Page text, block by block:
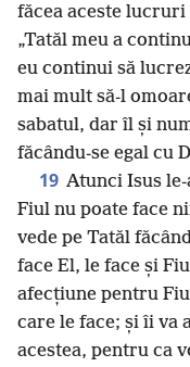
făcea aceste lucruri
„Tatăl meu a
eu continui să
mai mult să-l
sabatul, dar îl și
făcându-se egal cu
19 Atunci Isus le-
Fiul nu poate face
vede pe Tatăl
face El, le face și
afecțiune pentru
care le face; și îi va
acestea, pentru ca